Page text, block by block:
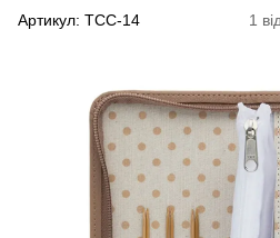
Артикул: TCC-14 1